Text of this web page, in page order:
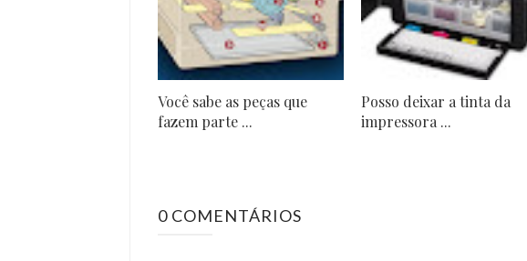
Você sabe as peças que
fazem parte ...
Posso deixar a tinta da
impressora ...
0 COMENTÁRIOS